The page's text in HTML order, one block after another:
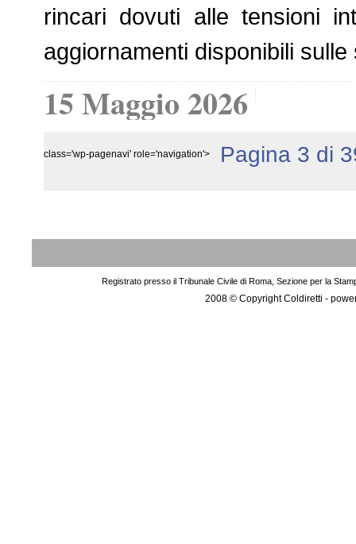
rincari dovuti alle tensioni
aggiornamenti disponibili
15 Maggio 2026
class='wp-pagenavi' role='navigation'> Pagina 3 di
Registrato presso il Tribunale Civile di Roma, Sezione per la
2008 © Copyright Coldiretti -